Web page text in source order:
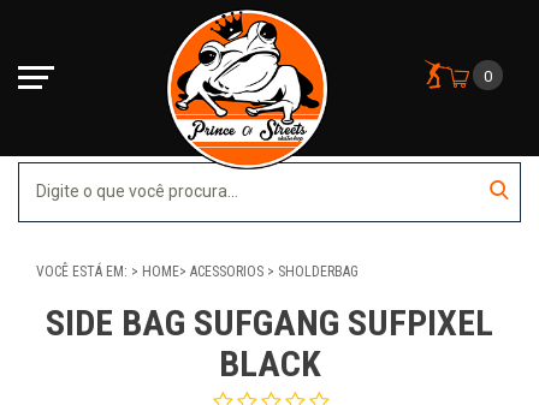
0
VOCÊ ESTÁ EM: HOME ACESSORIOS SHOLDERBAG
SIDE BAG SUFGANG SUFPIXEL
BLACK